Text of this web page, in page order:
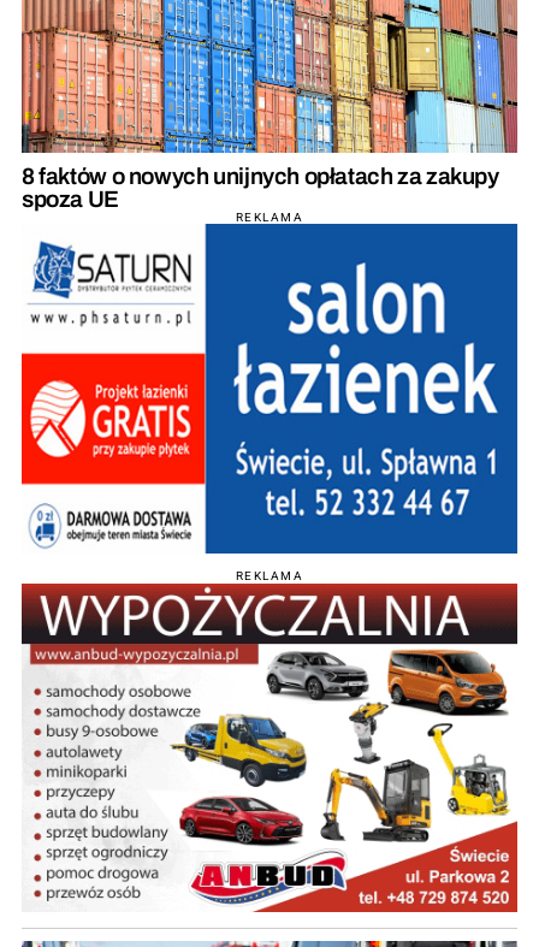
8 faktów o nowych unijnych opłatach za zakupy
spoza UE
REKLAMA
REKLAMA